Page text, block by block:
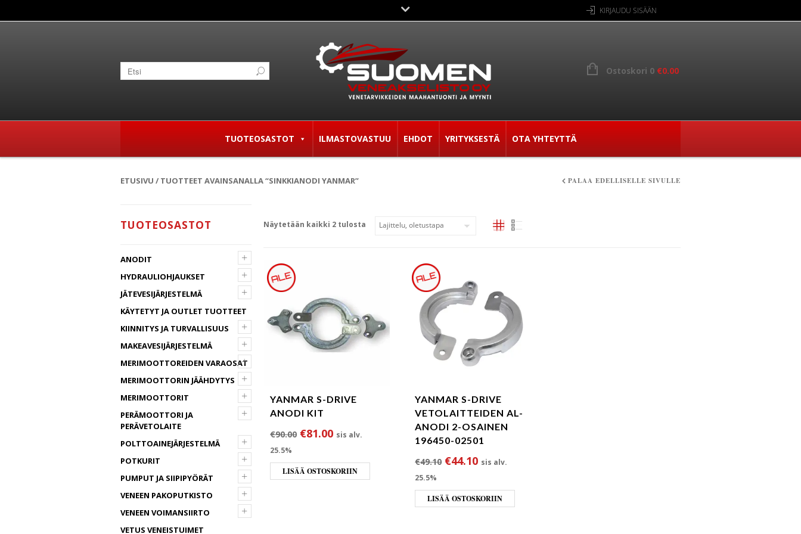
KIRJAUDU SISÄÄN
Ostoskori 0 €0.00
TUOTEOSASTOT ILMASTOVASTUU EHDOT YRITYKSESTÄ OTA YHTEYTTÄ
ETUSIVU / TUOTTEET AVAINSANALLA “SINKKIANODI YANMAR” PALAA EDELLISELLE SIVULLE
TUOTEOSASTOT
+
ANODIT
+
HYDRAULIOHJAUKSET
+
JÄTEVESIJÄRJESTELMÄ
KÄYTETYT JA OUTLET TUOTTEET
+
KIINNITYS JA TURVALLISUUS
+
MAKEAVESIJÄRJESTELMÄ
+
MERIMOOTTOREIDEN VARAOSAT
+
MERIMOOTTORIN JÄÄHDYTYS
+
MERIMOOTTORIT
+
PERÄMOOTTORI JA
PERÄVETOLAITE
+
POLTTOAINEJÄRJESTELMÄ
+
POTKURIT
+
PUMPUT JA SIIPIPYÖRÄT
+
VENEEN PAKOPUTKISTO
+
VENEEN VOIMANSIIRTO
VETUS VENEISTUIMET
Näytetään kaikki 2 tulosta
YANMAR S-DRIVE
ANODI KIT
€90.00 Alkuperäinen hinta oli: €90.00.
€81.00Nykyinen hinta on: €81.00.
sis alv.
25.5%
LISÄÄ OSTOSKORIIN
YANMAR S-DRIVE
VETOLAITTEIDEN AL-
ANODI 2-OSAINEN
196450-02501
€49.10 Alkuperäinen hinta oli: €49.10.
€44.10Nykyinen hinta on: €44.10.
sis alv.
25.5%
LISÄÄ OSTOSKORIIN